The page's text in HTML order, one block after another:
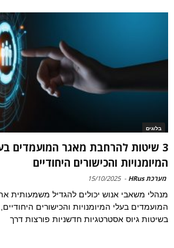
בלוגים
3 שיטות להרחבת מאגר המועמדים
המיומנויות והכישורים היחודיים
מערכת HRus -
15/10/2025
מנהלי משאבי אנוש יכולים להגדיל משמעותית
המועמדים בעלי המיומנויות והכישורים
בשיטות גיוס אסטרטגיות חדשניות פורצות דרך